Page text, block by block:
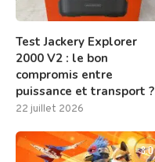
Test Jackery Explorer
2000 V2 : le bon
compromis entre
puissance et transport ?
22 juillet 2026
8.0